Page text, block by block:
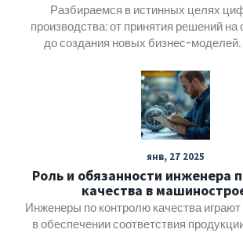
бизнес-моделей
Разбираемся в истинных целях
производства: от принятия решений
до создания новых бизнес-моделей.
заводов.
янв, 27 2025
Роль и обязанности инженера
качества в
Инженеры по контролю качества
в обеспечении соответствия